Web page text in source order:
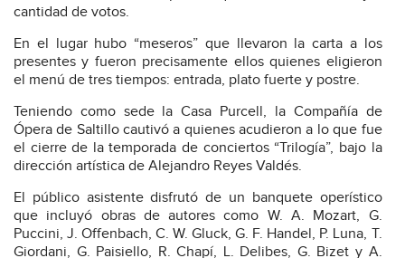
cantidad de votos.
En el lugar hubo “meseros” que llevaron la carta a los
presentes y fueron precisamente ellos quienes eligieron
el menú de tres tiempos: entrada, plato fuerte y postre.
Teniendo como sede la Casa Purcell, la Compañía de
Ópera de Saltillo cautivó a quienes acudieron a lo que fue
el cierre de la temporada de conciertos “Trilogía”, bajo la
dirección artística de Alejandro Reyes Valdés.
El público asistente disfrutó de un banquete operístico
que incluyó obras de autores como W. A. Mozart, G.
Puccini, J. Offenbach, C. W. Gluck, G. F. Handel, P. Luna, T.
Giordani, G. Paisiello, R. Chapí, L. Delibes, G. Bizet y A.